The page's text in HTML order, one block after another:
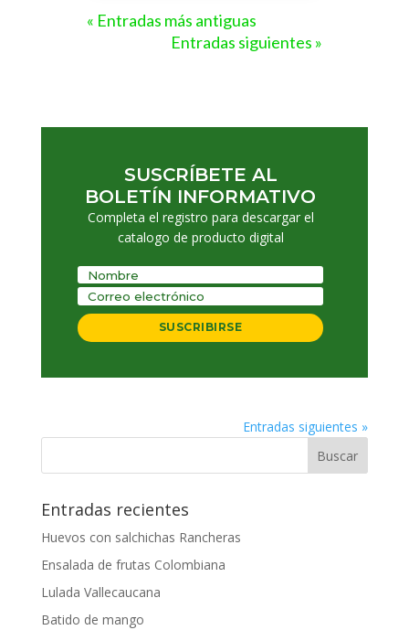
« Entradas más antiguas
Entradas siguientes »
SUSCRÍBETE AL
BOLETÍN INFORMATIVO
Completa el registro para descargar el
catalogo de producto digital
SUSCRIBIRSE
Entradas siguientes »
Entradas recientes
Huevos con salchichas Rancheras
Ensalada de frutas Colombiana
Lulada Vallecaucana
Batido de mango